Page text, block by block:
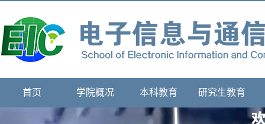
首页 学院概况 本科教育 研究生教育